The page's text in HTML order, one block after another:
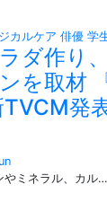
カルケア 俳優 学
ダ作り
を取材
発
やミネラル、カル…